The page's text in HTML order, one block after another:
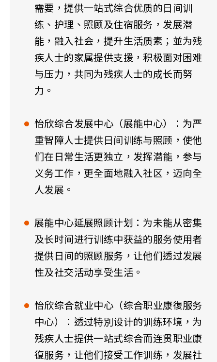
需要，提供一站式综合优质的日间训
练、护理、照顾及住宿服务，发展潜
能，融入社会，提升生活质素；並为残
疾人士的家属提供支援，积极面对困难
与压力，共同为残疾人士的成长而努
力。
怡欣综合发展中心（展能中心）：为严
重智障人士提供日间训练与照顾，使他
们在日常生活更独立，发挥潜能，参与
义务工作，更全面地融入社区，迈向全
人发展。
展能中心延展照顾计划：为未能从密集
及长时间进行训练中获益的服务使用者
提供日间的照顾服务，让他们透过发展
性及社交活动享受生活。
怡欣综合就业中心（综合职业康復服务
中心）：透过特別设计的训练环境，为
残疾人士提供一站式综合而连贯职业康
復服务，让他们接受工作训练，发展社